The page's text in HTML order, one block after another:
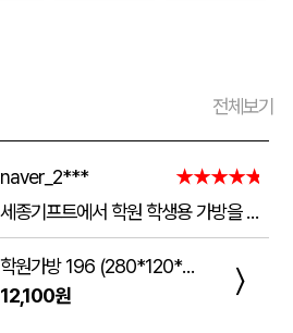
전체보기
naver_2***
★★★★★
세종기프트에서 학원 학생용 가방을 제작했는데 전체적으로 아주 만족스럽습니다. 가방 크기가 넉넉해서 교재와 학용품을 넣기 좋고, 원단과 지퍼도 탄탄해서 아이들이 매일 사용하기에 실용적입니다. 특히 학원 로고와 문구 인쇄가 선명하고 깔끔하게 나와서 실제로 받아보니 기대했던 것보다 훨씬 고급스러웠습니다. 제작 과정에서도 요청사항을 잘 반영해 주셨고 완성도도 좋아 다음 단체 제작 때도 다시 이용하고 싶습니다.
학원가방 196 (280*120*390mm)
12,100원
〉